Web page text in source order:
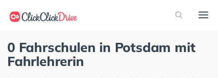
0 Fahrschulen in Potsdam mit
Fahrlehrerin